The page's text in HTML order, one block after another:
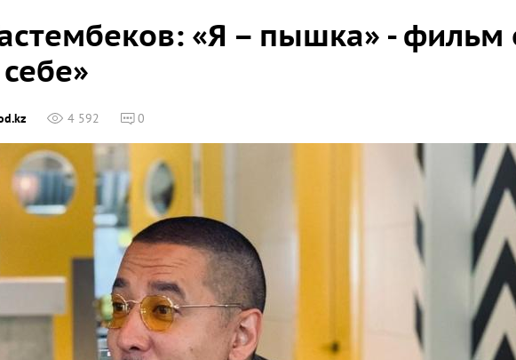
«Я – пышка» - фильм
4 592 0